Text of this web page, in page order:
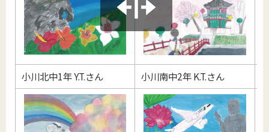
小川北中1年 Y.T.さん 小川南中2年 K.T.さん